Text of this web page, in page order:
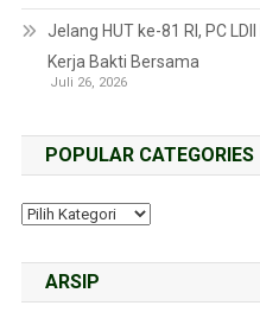
Jelang HUT ke-81 RI, PC
Kerja Bakti Bersama
Juli 26, 2026
POPULAR CATEGORIES
ARSIP